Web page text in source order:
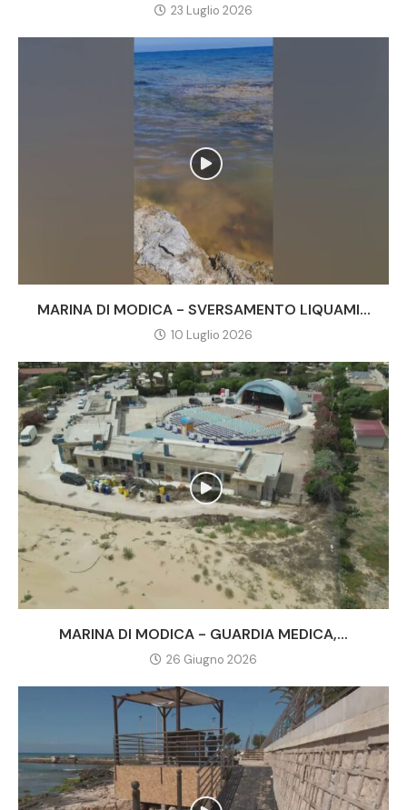
23 Luglio 2026
MARINA DI MODICA - SVERSAMENTO LIQUAMI...
10 Luglio 2026
MARINA DI MODICA - GUARDIA MEDICA,...
26 Giugno 2026